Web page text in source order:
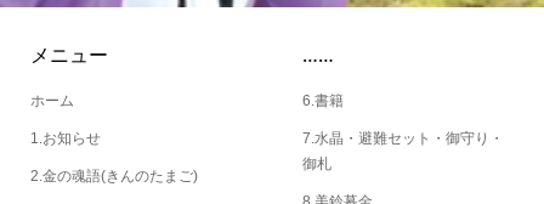
メニュー
ホーム
1.お知らせ
2.金の魂語(きんのたまご)
……
6.書籍
7.水晶・避難セット・御守り・
御札